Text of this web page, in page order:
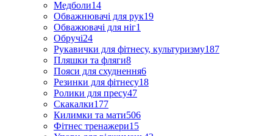
Медболи14
Обважнювачі для рук19
Обважювачі для ніг1
Обручі24
Рукавички для фітнесу, культуризму187
Пляшки та фляги8
Пояси для схуднення6
Резинки для фітнесу18
Ролики для пресу47
Скакалки177
Килимки та мати506
Фітнес тренажери15